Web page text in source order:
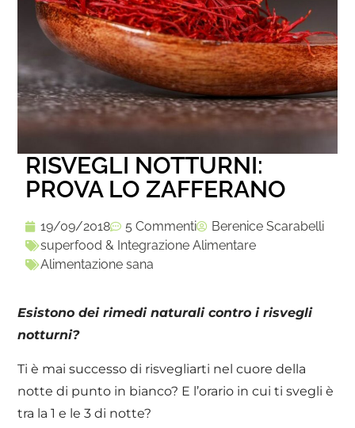
RISVEGLI NOTTURNI:
PROVA LO ZAFFERANO
19/09/2018 5 Commenti
Berenice Scarabelli
superfood & Integrazione Alimentare
Alimentazione sana
Esistono dei rimedi naturali contro i risvegli
notturni?
Ti è mai successo di risvegliarti nel cuore della
notte di punto in bianco? E l’orario in cui ti svegli è
tra la 1 e le 3 di notte?